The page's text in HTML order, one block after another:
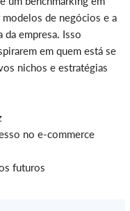
de negócios e a
da empresa. Isso
em quem está se
nichos e estratégias
no e-commerce
futuros